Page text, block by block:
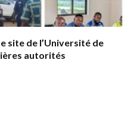
site de l’Université de
autorités